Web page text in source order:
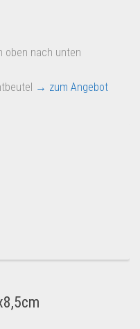
oben nach unten
→ zum Angebot